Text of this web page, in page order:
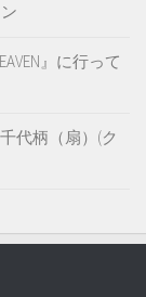
』に行って
千代柄（扇）(ク